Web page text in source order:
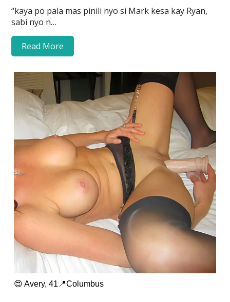
“kaya po pala mas pinili nyo si Mark kesa kay Ryan,
sabi nyo n…
Read More
😍 Avery, 41📍Columbus